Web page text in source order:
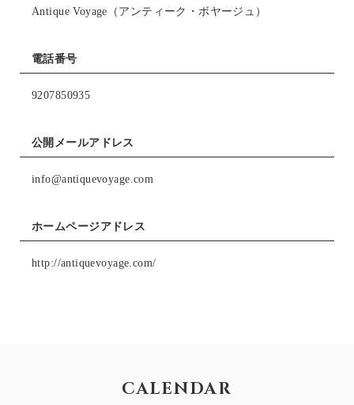
Antique Voyage（アンティーク・ボヤージュ）
電話番号
9207850935
公開メールアドレス
info@antiquevoyage.com
ホームページアドレス
http://antiquevoyage.com/
CALENDAR